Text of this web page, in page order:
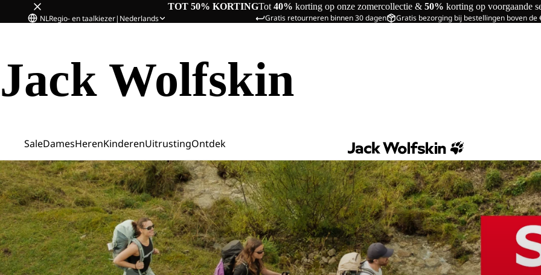
TOT 50% KORTINGTot 40% korting op onze zomercollectie & 50% korting op voorgaande
Gratis retourneren binnen 30 dagen Gratis bezorging bij bestellingen boven de
NLRegio- en taalkiezer| Nederlands
Jack Wolfskin
SaleDamesHerenKinderenUitrustingOntdek